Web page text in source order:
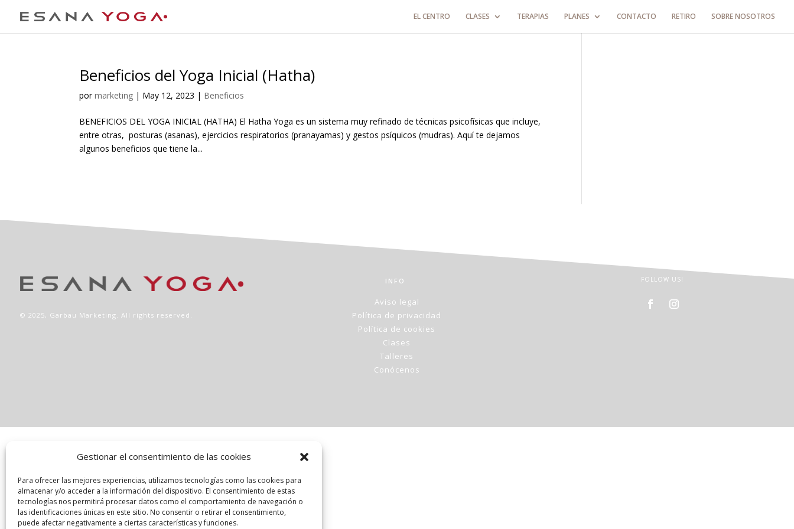
Gestionar el consentimiento de las cookies
Para ofrecer las mejores experiencias, utilizamos tecnologías como las cookies para
almacenar y/o acceder a la información del dispositivo. El consentimiento de estas
tecnologías nos permitirá procesar datos como el comportamiento de navegación o
las identificaciones únicas en este sitio. No consentir o retirar el consentimiento,
puede afectar negativamente a ciertas características y funciones.
EL CENTRO CLASES TERAPIAS PLANES CONTACTO RETIRO SOBRE NOSOTROS
Beneficios del Yoga Inicial (Hatha)
pormarketing | May 12, 2023 | Beneficios
BENEFICIOS DEL YOGA INICIAL (HATHA) El Hatha Yoga es un sistema muy refinado de técnicas psicofísicas que incluye,
entre otras, posturas (asanas), ejercicios respiratorios (pranayamas) y gestos psíquicos (mudras). Aquí te dejamos
algunos beneficios que tiene la...
© 2025, Garbau Marketing. All rights reserved.
INFO
Aviso legal
Política de privacidad
Política de cookies
Clases
Talleres
Conócenos
FOLLOW US!